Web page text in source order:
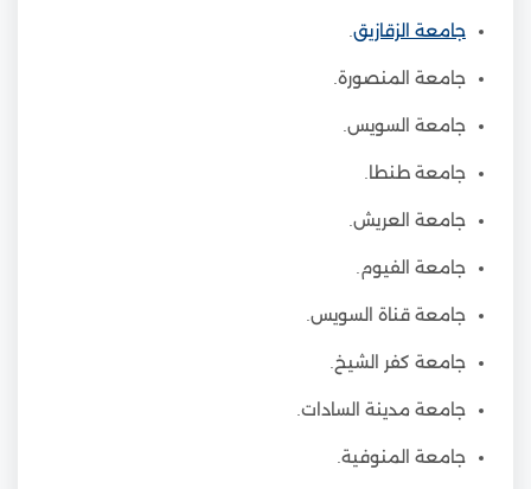
جامعة الزقازيق.
جامعة المنصورة.
جامعة السويس.
جامعة طنطا.
جامعة العريش.
جامعة الفيوم.
جامعة قناة السويس.
جامعة كفر الشيخ.
جامعة مدينة السادات.
جامعة المنوفية.